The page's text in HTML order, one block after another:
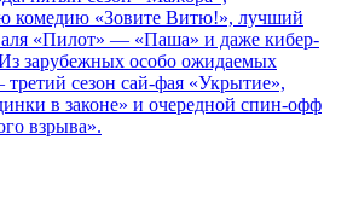
комедию «Зовите Витю!», лучший
«Пилот» — «Паша» и даже кибер-
зарубежных особо ожидаемых
сезон сай-фая «Укрытие»,
в законе» и очередной спин-офф
взрыва».